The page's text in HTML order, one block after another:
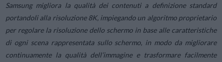
Samsung migliora la qualità dei contenuti a definizione standard
portandoli alla risoluzione 8K, impiegando un algoritmo proprietario
per regolare la risoluzione dello schermo in base alle caratteristiche
di ogni scena rappresentata sullo schermo, in modo da migliorare
continuamente la qualità dell’immagine e trasformare facilmente